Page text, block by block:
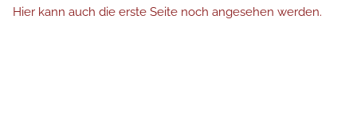
Hier kann auch die erste Seite noch angesehen werden.